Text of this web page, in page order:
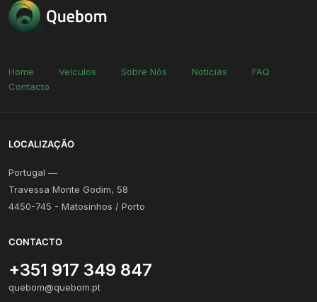
Home Veículos Sobre Nós Notícias
FAQ
Contacto
LOCALIZAÇÃO
Portugal —
Travessa Monte Godim, 58
4450-745 - Matosinhos / Porto
CONTACTO
+351 917 349 847
quebom@quebom.pt